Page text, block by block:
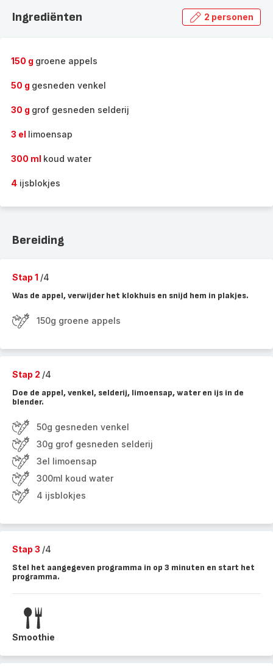
volledige
Ingrediënten 2 personen
150 g groene appels
50 g gesneden venkel
30 g grof gesneden selderij
3 el limoensap
300 ml koud water
4 ijsblokjes
Bereiding
Stap 1 /4
Was de appel, verwijder het klokhuis en snijd hem in plakjes.
150g groene appels
Stap 2 /4
Doe de appel, venkel, selderij, limoensap, water en ijs in de
blender.
50g gesneden venkel
30g grof gesneden selderij
3el limoensap
300ml koud water
4 ijsblokjes
Stap 3 /4
Stel het aangegeven programma in op 3 minuten en start het
programma.
Smoothie